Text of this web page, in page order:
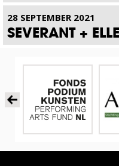
28 SEPTEMBER 2021
SEVERANT +